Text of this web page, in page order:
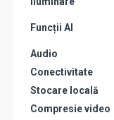
Funcții AI
Audio
Conectivitate
Stocare locală
Compresie video